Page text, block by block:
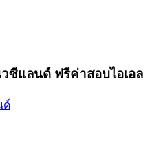
ซีแลนด์ ฟรีค่าสอบไอเอล
ด์